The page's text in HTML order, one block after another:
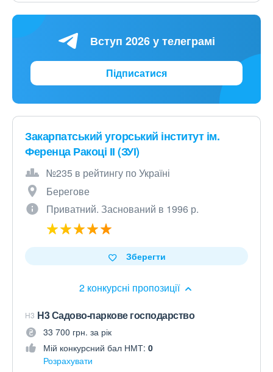
Вступ 2026 у телеграмі
Підписатися
Закарпатський угорський інститут ім.
Ференца Ракоці ІІ (ЗУІ)
№235 в рейтингу по Україні
Берегове
Приватний. Заснований в 1996 р.
2 конкурсні пропозиції
Зберегти
H3 Н3 Садово-паркове господарство
33 700 грн. за рік
Мій конкурсний бал НМТ: 0
Розрахувати